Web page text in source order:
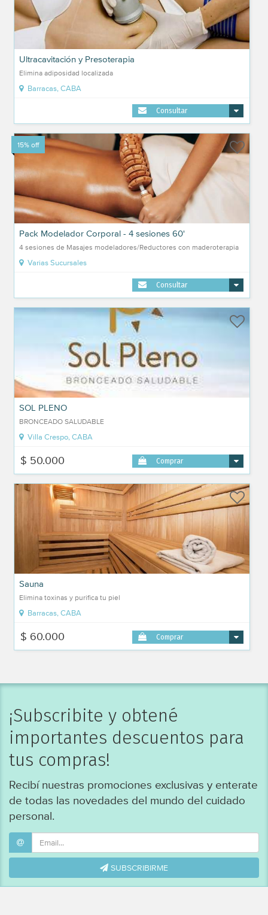
Ultracavitación y Presoterapia
Elimina adiposidad localizada
Barracas, CABA
Consultar
15% off
Pack Modelador Corporal - 4 sesiones 60'
4 sesiones de Masajes modeladores/Reductores con maderoterapia
Varias Sucursales
Consultar
SOL PLENO
BRONCEADO SALUDABLE
Villa Crespo, CABA
$ 50.000 Comprar
Sauna
Elimina toxinas y purifica tu piel
Barracas, CABA
$ 60.000 Comprar
¡Subscribite y obtené
importantes descuentos para
tus compras!
Recibí nuestras promociones exclusivas y enterate
de todas las novedades del mundo del cuidado
personal.
SUBSCRIBIRME